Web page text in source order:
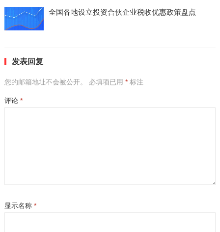
全国各地设立投资合伙企业税收优惠政策盘点
发表回复
您的邮箱地址不会被公开。 必填项已用 *标注
评论 *
显示名称 *